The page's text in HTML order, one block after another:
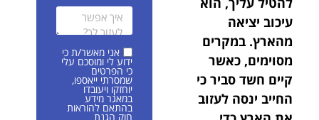
עיכוב יציאה
מהארץ. במקרים
מסוימים, כאשר
קיים חשד סביר כי
החייב ינסה לעזוב
אני מאשר/ת כי
ידוע לי ומוסכם עלי
כי הפרטים
שמסרתי ייאספו,
יוחזקו ויעובדו
במאגר מידע
בהתאם להוראות
חוק הגנת